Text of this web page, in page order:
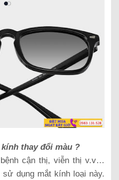
thay đổi màu ?
cận thị, viễn thị v.v…
dụng mắt kính loại này.